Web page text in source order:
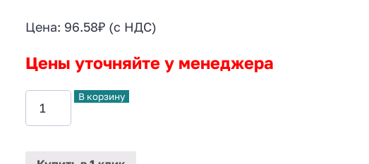
Цена: 96.58₽(с НДС)
Цены уточняйте у менеджера
В корзину